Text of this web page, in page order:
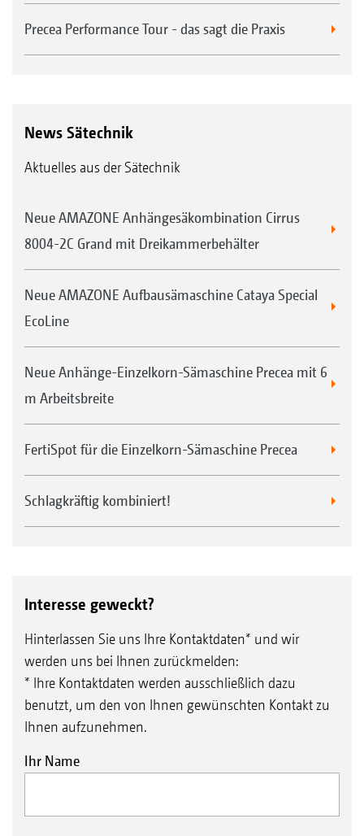
Precea Performance Tour - das sagt die Praxis
News Sätechnik
Aktuelles aus der Sätechnik
Neue AMAZONE Anhängesäkombination Cirrus
8004-2C Grand mit Dreikammerbehälter
Neue AMAZONE Aufbausämaschine Cataya Special
EcoLine
Neue Anhänge-Einzelkorn-Sämaschine Precea mit 6
m Arbeitsbreite
FertiSpot für die Einzelkorn-Sämaschine Precea
Schlagkräftig kombiniert!
Interesse geweckt?
Hinterlassen Sie uns Ihre Kontaktdaten* und wir
werden uns bei Ihnen zurückmelden:
* Ihre Kontaktdaten werden ausschließlich dazu
benutzt, um den von Ihnen gewünschten Kontakt zu
Ihnen aufzunehmen.
Ihr Name